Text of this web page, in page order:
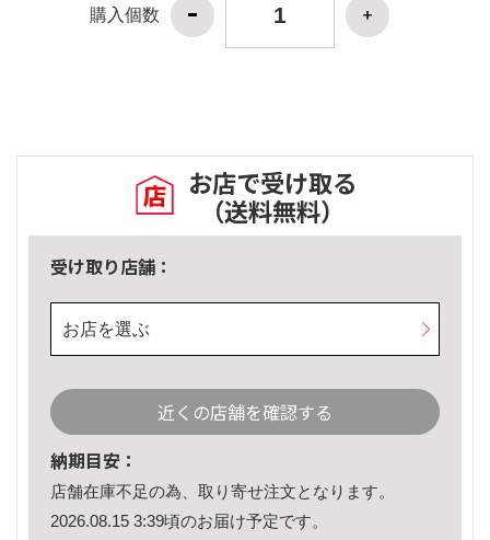
購入個数
お店で受け取る
（送料無料）
受け取り店舗：
お店を選ぶ
近くの店舗を確認する
納期目安：
店舗在庫不足の為、取り寄せ注文となります。
2026.08.15 3:39頃のお届け予定です。